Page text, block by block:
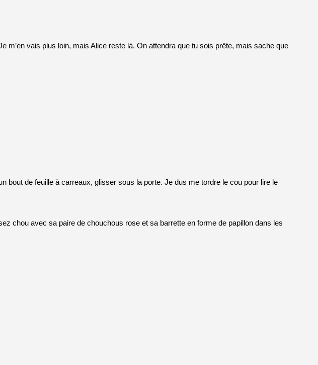
m’en vais plus loin, mais Alice reste là. On attendra que tu sois prête, mais sache que
bout de feuille à carreaux, glisser sous la porte. Je dus me tordre le cou pour lire le
chou avec sa paire de chouchous rose et sa barrette en forme de papillon dans les